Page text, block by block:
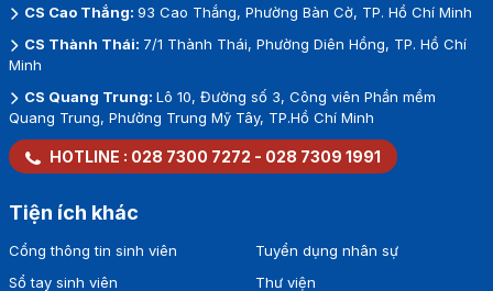
CS Cao Thắng: 93 Cao Thắng, Phường Bàn Cờ, TP. Hồ Chí Minh
CS Thành Thái: 7/1 Thành Thái, Phường Diên Hồng, TP. Hồ Chí
Minh
CS Quang Trung: Lô 10, Đường số 3, Công viên Phần mềm
Quang Trung, Phường Trung Mỹ Tây, TP.Hồ Chí Minh
HOTLINE : 028 7300 7272 - 028 7309 1991
Tiện ích khác
Cổng thông tin sinh viên
Sổ tay sinh viên
Tuyển dụng nhân sự
Thư viện